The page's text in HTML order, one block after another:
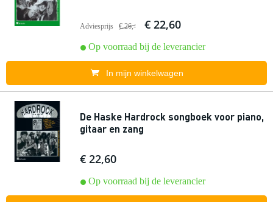
Adviesprijs € 26,- € 22,60
Op voorraad bij de leverancier
In mijn winkelwagen
De Haske Hardrock songboek voor piano,
gitaar en zang
€ 22,60
Op voorraad bij de leverancier